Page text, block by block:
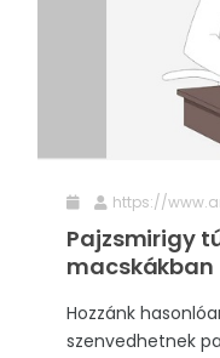
https://
Pajzsmirigy
macskákban
Hozzánk
szenvedhetnek